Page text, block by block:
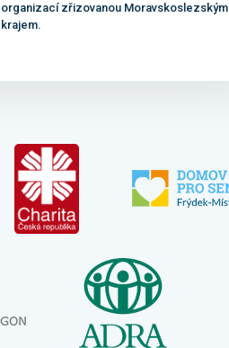
organizací zřizovanou Moravskoslezským
krajem.